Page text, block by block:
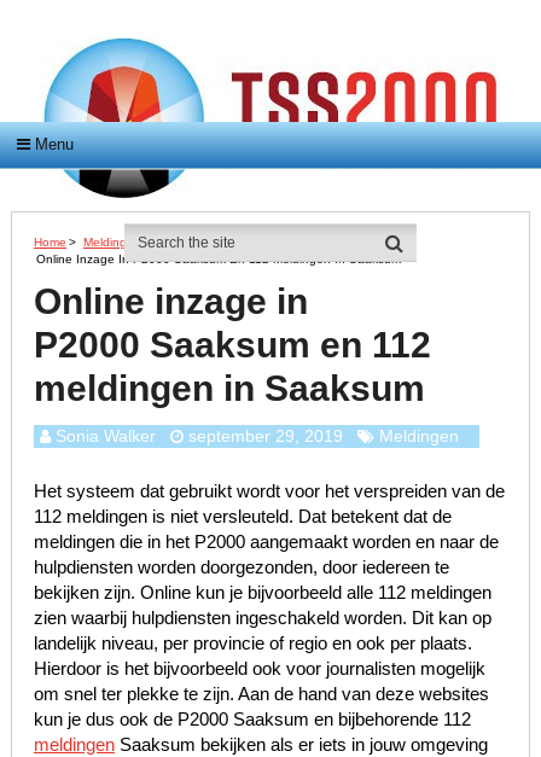
Menu
Home > Meldingen >
Online Inzage In P2000 Saaksum En 112 Meldingen In Saaksum
Online inzage in
P2000 Saaksum en 112
meldingen in Saaksum
Sonia Walker september 29, 2019 Meldingen
Het systeem dat gebruikt wordt voor het verspreiden van de
112 meldingen is niet versleuteld. Dat betekent dat de
meldingen die in het P2000 aangemaakt worden en naar de
hulpdiensten worden doorgezonden, door iedereen te
bekijken zijn. Online kun je bijvoorbeeld alle 112 meldingen
zien waarbij hulpdiensten ingeschakeld worden. Dit kan op
landelijk niveau, per provincie of regio en ook per plaats.
Hierdoor is het bijvoorbeeld ook voor journalisten mogelijk
om snel ter plekke te zijn. Aan de hand van deze websites
kun je dus ook de P2000 Saaksum en bijbehorende 112
meldingenSaaksum bekijken als er iets in jouw omgeving